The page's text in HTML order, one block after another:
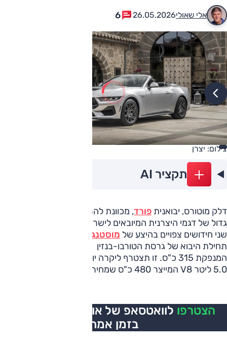
אלי שאולי26.05.2026
6
צילום: יצרן
תקציר AI
דלק מוטורס, יבואנית פורד, מכוונת להרחבת המבחר הלא מאוד
גדול של דגמי היצרנית המיובאים לישראל.
שני חידושים צפויים בהיצע של מוסטנג
המנפקת 315 כ"ס. זו תצטרף ליקרה יותר הנמכרת כאן עם מנוע
5.0 ליטר V8 המייצר 480 כ"ס שמחירה הוא 445,000 שקלים.
הצטרפו לוואטסאפ של אוטו, כל העדכונים
בזמן אמת